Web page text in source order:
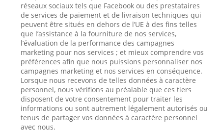
réseaux sociaux tels que Facebook ou des prestataires
de services de paiement et de livraison techniques qui
peuvent être situés en dehors de l’UE à des fins telles
que l’assistance à la fourniture de nos services,
l’évaluation de la performance des campagnes
marketing pour nos services ; et mieux comprendre vos
préférences afin que nous puissions personnaliser nos
campagnes marketing et nos services en conséquence.
Lorsque nous recevons de telles données à caractère
personnel, nous vérifions au préalable que ces tiers
disposent de votre consentement pour traiter les
informations ou sont autrement légalement autorisés ou
tenus de partager vos données à caractère personnel
avec nous.